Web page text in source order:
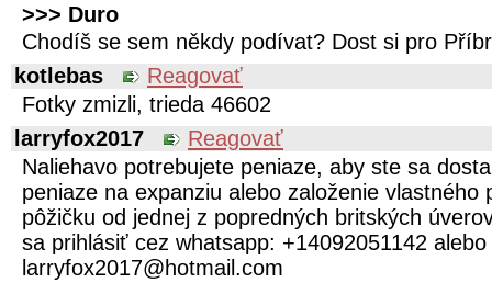
>>> Duro
Chodíš se sem někdy podívat? Dost si pro
kotlebas
Reagovať
Fotky zmizli, trieda 46602
larryfox2017
Reagovať
Naliehavo potrebujete peniaze, aby ste sa
peniaze na expanziu alebo založenie vlastného
pôžičku od jednej z popredných britských
sa prihlásiť cez whatsapp: +14092051142
larryfox2017@hotmail.com